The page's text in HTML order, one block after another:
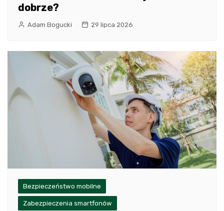
dobrze?
Adam Bogucki 29 lipca 2026
Bezpieczeństwo mobilne
Zabezpieczenia smartfonów